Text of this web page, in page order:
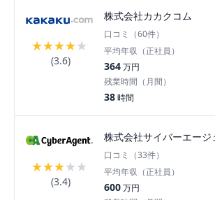
★★★★★
(3.6)
株式会社カカクコム
口コミ（60件）
平均年収（正社員）
364万円
残業時間（月間）
38時間
★★★★★
(3.4)
株式会社サイバーエージ
口コミ（33件）
平均年収（正社員）
600万円